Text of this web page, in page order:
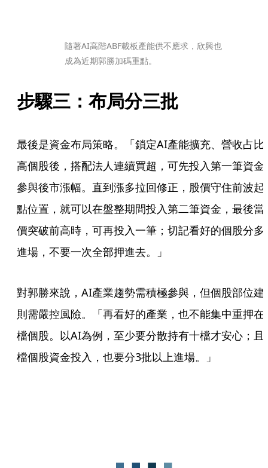
隨著AI高階ABF載板產能供不應求，欣興也
成為近期郭勝加碼重點。
步驟三：布局分三批
最後是資金布局策略。「鎖定AI產能擴充、營收占比
高個股後，搭配法人連續買超，可先投入第一筆資金
參與後市漲幅。直到漲多拉回修正，股價守住前波起
點位置，就可以在盤整期間投入第二筆資金，最後當
價突破前高時，可再投入一筆；切記看好的個股分多
進場，不要一次全部押進去。」
對郭勝來說，AI產業趨勢需積極參與，但個股部位建
則需嚴控風險。「再看好的產業，也不能集中重押在
檔個股。以AI為例，至少要分散持有十檔才安心；且
檔個股資金投入，也要分3批以上進場。」